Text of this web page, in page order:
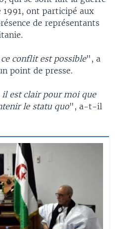
ont participé aux
de représentants
conflit est possible", a
point de presse.
il est clair pour moi que
le statu quo", a-t-il